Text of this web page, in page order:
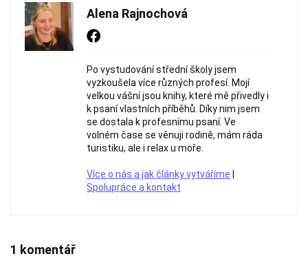
Alena Rajnochová
Po vystudování střední školy jsem
vyzkoušela více různých profesí. Mojí
velkou vášní jsou knihy, které mě přivedly i
k psaní vlastních příběhů. Díky nim jsem
se dostala k profesnímu psaní. Ve
volném čase se věnuji rodině, mám ráda
turistiku, ale i relax u moře.
Více o nás a jak články vytváříme
Spolupráce a kontakt
1 komentář